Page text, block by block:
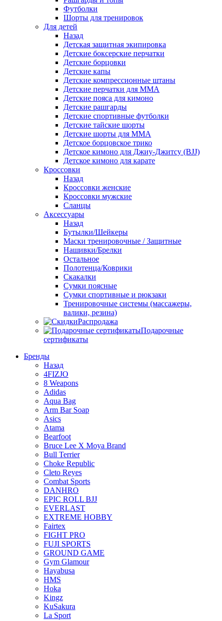
Футболки
Шорты для тренировок
Для детей
Назад
Детская защитная экипировка
Детские боксерские перчатки
Детские борцовки
Детские капы
Детские компрессионные штаны
Детские перчатки для ММА
Детские пояса для кимоно
Детские рашгарды
Детские спортивные футболки
Детские тайские шорты
Детские шорты для ММА
Детское борцовское трико
Детское кимоно для Джиу-Джитсу (BJJ)
Детское кимоно для карате
Кроссовки
Назад
Кроссовки женские
Кроссовки мужские
Сланцы
Аксессуары
Назад
Бутылки/Шейкеры
Маски тренировочные / Защитные
Нашивки/Брелки
Остальное
Полотенца/Коврики
Скакалки
Сумки поясные
Сумки спортивные и рюкзаки
Тренировочные системы (массажеры,
валики, резина)
Распродажа
Подарочные
сертификаты
Бренды
Назад
4FIZJO
8 Weapons
Adidas
Aqua Bag
Arm Bar Soap
Asics
Atama
Bearfoot
Bruce Lee X Moya Brand
Bull Terrier
Choke Republic
Cleto Reyes
Combat Sports
DANHRO
EPIC ROLL BJJ
EVERLAST
EXTREME HOBBY
Fairtex
FIGHT PRO
FUJI SPORTS
GROUND GAME
Gym Glamour
Hayabusa
HMS
Hoka
Kingz
KuSakura
La Sport